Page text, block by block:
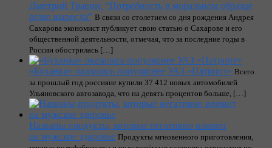
Дмитрий Травин: “Потребность в моральном образце
резко выросла” В связи со столетием со дня рождения Андрея
Сахарова экономист публикует свою статью о Сахарове и его
общественной деятельности, отмечая, что за последние годы в
России обострилась […]
«Буханка» оказалась популярнее УАЗ «Патриот» Всего
за прошлый год россияне купили 37 412 новых автомобилей
Ульяновского автозавода, что на девять процентов больше, […]
Названы продукты, которые негативно влияют
на мужское здоровье Продукты мгновенного приготовления,